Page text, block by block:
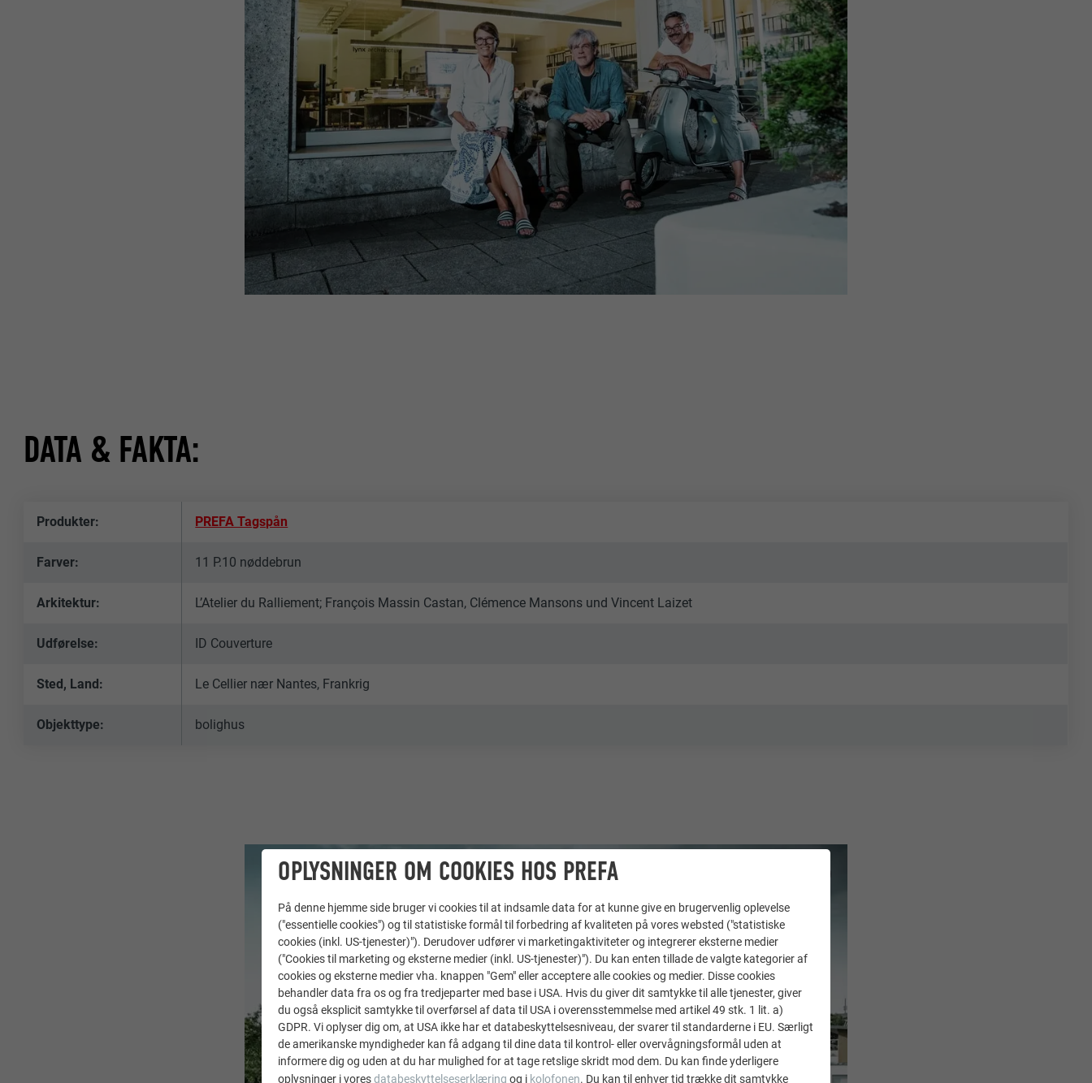
DATA & FAKTA:
Produkter: PREFA Tagspån
Farver: 11 P.10 nøddebrun
Arkitektur: L’Atelier du Ralliement; François Massin Castan, Clémence Mansons und Vincent Laizet
Udførelse: ID Couverture
Sted, Land: Le Cellier nær Nantes, Frankrig
Objekttype: bolighus
OPLYSNINGER OM COOKIES HOS PREFA
På denne hjemme side bruger vi cookies til at indsamle data for at kunne give en brugervenlig oplevelse
("essentielle cookies") og til statistiske formål til forbedring af kvaliteten på vores websted ("statistiske
cookies (inkl. US-tjenester)"). Derudover udfører vi marketingaktiviteter og integrerer eksterne medier
("Cookies til marketing og eksterne medier (inkl. US-tjenester)"). Du kan enten tillade de valgte kategorier af
cookies og eksterne medier vha. knappen "Gem" eller acceptere alle cookies og medier. Disse cookies
behandler data fra os og fra tredjeparter med base i USA. Hvis du giver dit samtykke til alle tjenester, giver
du også eksplicit samtykke til overførsel af data til USA i overensstemmelse med artikel 49 stk. 1 lit. a)
GDPR. Vi oplyser dig om, at USA ikke har et databeskyttelsesniveau, der svarer til standarderne i EU. Særligt
de amerikanske myndigheder kan få adgang til dine data til kontrol- eller overvågningsformål uden at
informere dig og uden at du har mulighed for at tage retslige skridt mod dem. Du kan finde yderligere
oplysninger i voresdatabeskyttelseserklæring og i kolofonen. Du kan til enhver tid trække dit samtykke